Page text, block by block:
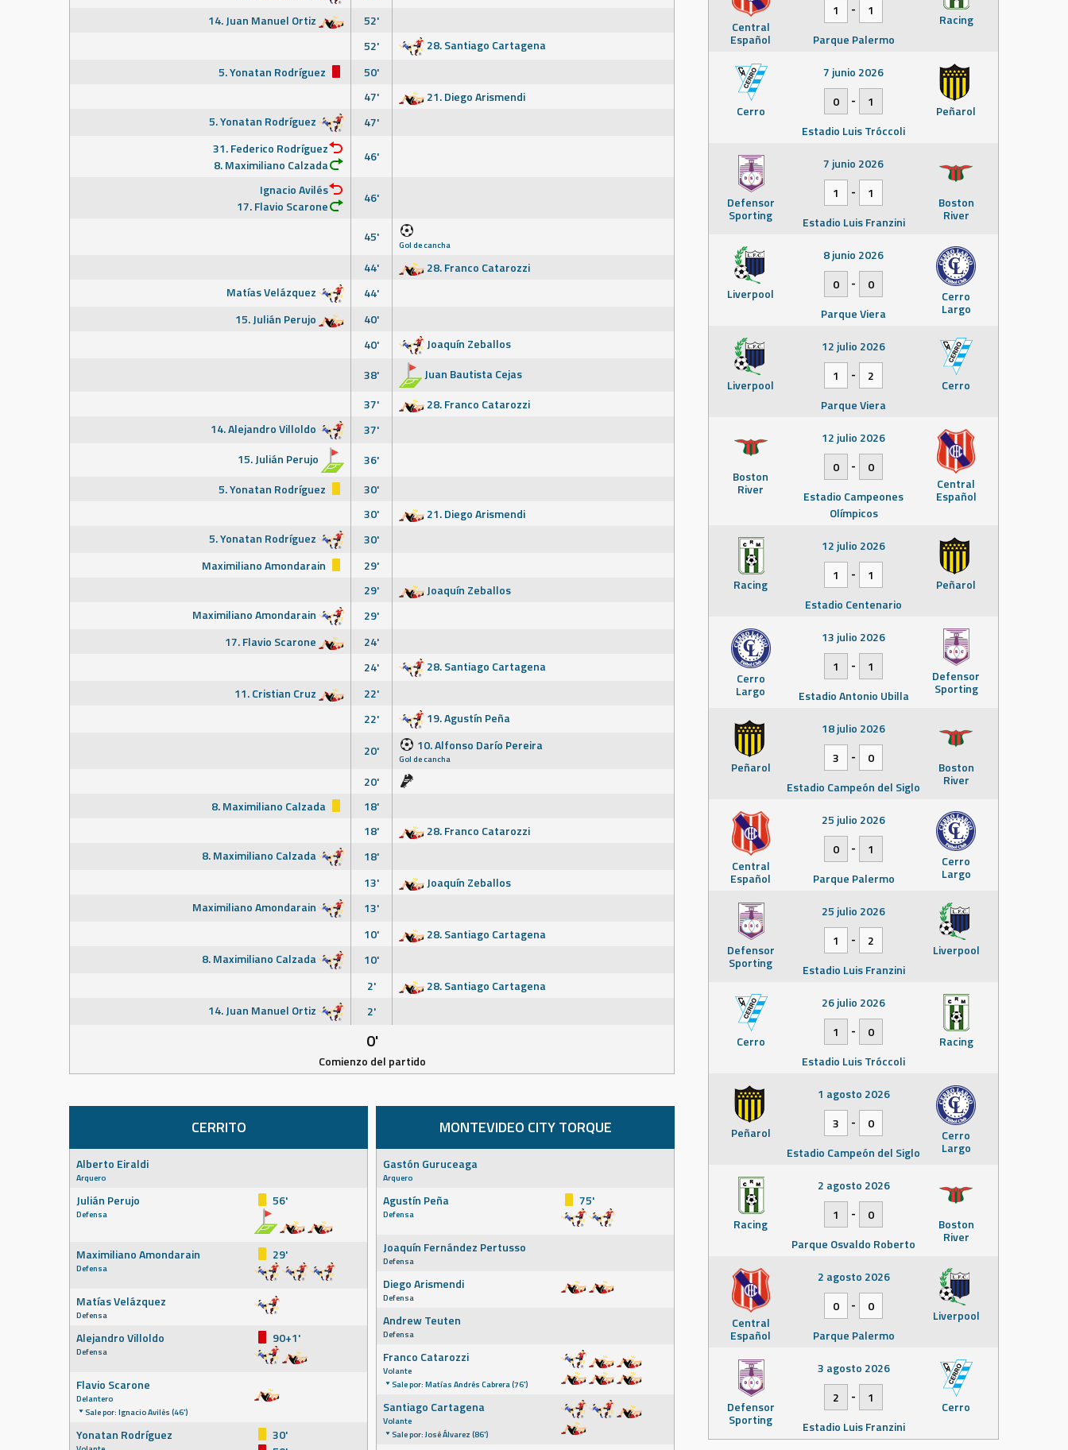
14. Juan Manuel Ortiz
52'
52'
28. Santiago Cartagena
5. Yonatan Rodríguez
50'
47'
21. Diego Arismendi
5. Yonatan Rodríguez
47'
31. Federico Rodríguez
8. Maximiliano Calzada
46'
Ignacio Avilés
17. Flavio Scarone
46'
45' Gol de cancha
44'
28. Franco Catarozzi
Matías Velázquez
44'
15. Julián Perujo
40'
40'
Joaquín Zeballos
38'
Juan Bautista Cejas
37'
28. Franco Catarozzi
14. Alejandro Villoldo
37'
15. Julián Perujo
36'
5. Yonatan Rodríguez
30'
30'
21. Diego Arismendi
5. Yonatan Rodríguez
30'
Maximiliano Amondarain
29'
29'
Joaquín Zeballos
Maximiliano Amondarain
29'
17. Flavio Scarone
24'
24'
28. Santiago Cartagena
11. Cristian Cruz
22'
22'
19. Agustín Peña
20'
10. Alfonso Darío Pereira
Gol de cancha
20'
8. Maximiliano Calzada
18'
18'
28. Franco Catarozzi
8. Maximiliano Calzada
18'
13'
Joaquín Zeballos
Maximiliano Amondarain
13'
10'
28. Santiago Cartagena
8. Maximiliano Calzada
10'
2'
28. Santiago Cartagena
14. Juan Manuel Ortiz
2'
0'
Comienzo del partido
CERRITO
Alberto Eiraldi
Arquero
Julián Perujo
Defensa
56'
Maximiliano Amondarain
Defensa
29'
Matías Velázquez
Defensa
Alejandro Villoldo
Defensa
90+1'
Flavio Scarone
Delantero
Sale por: Ignacio Avilés (46')
Yonatan Rodríguez
30'
MONTEVIDEO CITY TORQUE
Gastón Guruceaga
Arquero
Agustín Peña
Defensa
75'
Joaquín Fernández Pertusso
Defensa
Diego Arismendi
Defensa
Andrew Teuten
Defensa
Franco Catarozzi
Volante
Sale por: Matías Andrés Cabrera (76')
Santiago Cartagena
Volante
Sale por: José Álvarez (86')
Central
Español
Racing
1
-
1
Parque Palermo
Cerro Peñarol
7 junio 2026
0
-
1
Estadio Luis Tróccoli
Defensor
Sporting
Boston
River
7 junio 2026
1
-
1
Estadio Luis Franzini
Liverpool Cerro
Largo
8 junio 2026
0
-
0
Parque Viera
Liverpool Cerro
12 julio 2026
1
-
2
Parque Viera
Boston
River Central
Español
12 julio 2026
0
-
0
Estadio Campeones
Olímpicos
Racing Peñarol
12 julio 2026
1
-
1
Estadio Centenario
Cerro
Largo
Defensor
Sporting
13 julio 2026
1
-
1
Estadio Antonio Ubilla
Peñarol Boston
River
18 julio 2026
3
-
0
Estadio Campeón del Siglo
Central
Español
Cerro
Largo
25 julio 2026
0
-
1
Parque Palermo
Defensor
Sporting
Liverpool
25 julio 2026
1
-
2
Estadio Luis Franzini
Cerro Racing
26 julio 2026
1
-
0
Estadio Luis Tróccoli
Peñarol Cerro
Largo
1 agosto 2026
3
-
0
Estadio Campeón del Siglo
Racing Boston
River
2 agosto 2026
1
-
0
Parque Osvaldo Roberto
Central
Español
Liverpool
2 agosto 2026
0
-
0
Parque Palermo
Defensor
Sporting
Cerro
3 agosto 2026
2
-
1
Estadio Luis Franzini